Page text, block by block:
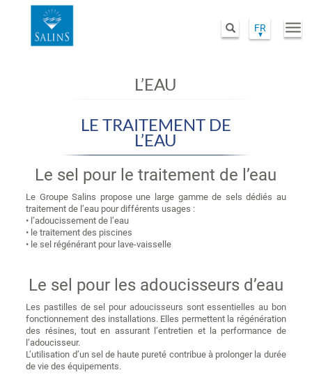
FR
Rechercher
L’EAU
LE TRAITEMENT DE
L’EAU
Le sel pour le traitement de l’eau
Le Groupe Salins propose une large gamme de sels dédiés au
traitement de l’eau pour différents usages :
• l’adoucissement de l’eau
• le traitement des piscines
• le sel régénérant pour lave-vaisselle
Le sel pour les adoucisseurs d’eau
Les pastilles de sel pour adoucisseurs sont essentielles au bon
fonctionnement des installations. Elles permettent la régénération
des résines, tout en assurant l’entretien et la performance de
l’adoucisseur.
L’utilisation d’un sel de haute pureté contribue à prolonger la durée
de vie des équipements.